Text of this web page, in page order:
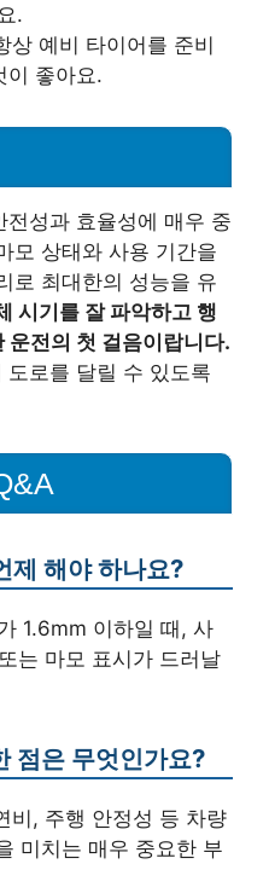
.
상 예비 타이어를 준비
이 좋아요.
성과 효율성에 매우 중
모 상태와 사용 기간을
로 최대한의 성능을 유
시기를 잘 파악하고 행
운전의 첫 걸음이랍니다.
로를 달릴 수 있도록
제 해야 하나요?
1.6mm 이하일 때, 사
는 마모 표시가 드러날
점은 무엇인가요?
비, 주행 안정성 등 차량
미치는 매우 중요한 부